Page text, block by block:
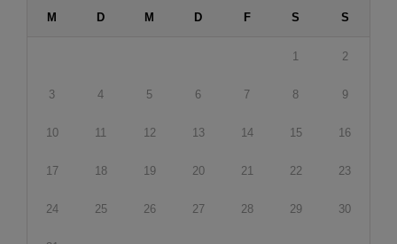
M D M D F S S
1 2
3 4 5 6 7 8 9
10 11 12 13 14 15 16
17 18 19 20 21 22 23
24 25 26 27 28 29 30